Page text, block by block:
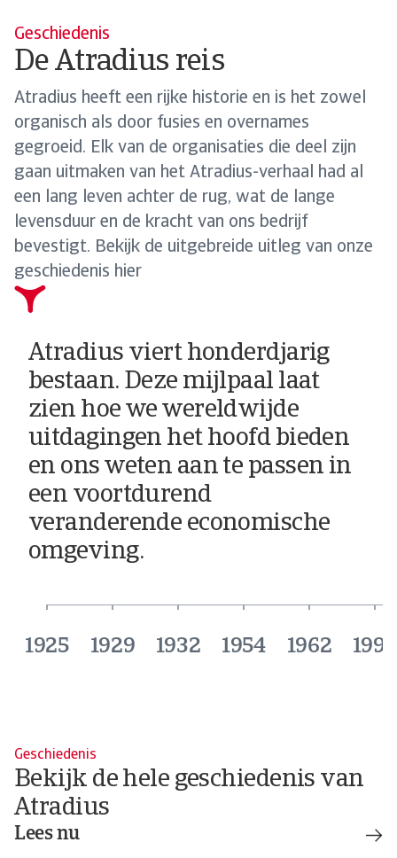
Geschiedenis
De Atradius reis
Atradius heeft een rijke historie en is het zowel
organisch als door fusies en overnames
gegroeid. Elk van de organisaties die deel zijn
gaan uitmaken van het Atradius-verhaal had al
een lang leven achter de rug, wat de lange
levensduur en de kracht van ons bedrijf
bevestigt. Bekijk de uitgebreide uitleg van onze
geschiedenis hier
Atradius viert honderdjarig
bestaan. Deze mijlpaal laat
zien hoe we wereldwijde
uitdagingen het hoofd bieden
en ons weten aan te passen in
een voortdurend
veranderende economische
omgeving.
1925 1929 1932 1954 1962 1992
Geschiedenis
Bekijk de hele geschiedenis van
Atradius
Lees nu